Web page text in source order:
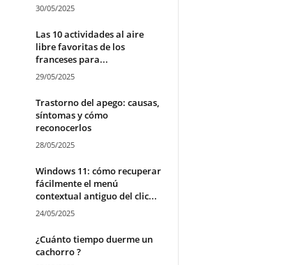
30/05/2025
Las 10 actividades al aire
libre favoritas de los
franceses para...
29/05/2025
Trastorno del apego: causas,
síntomas y cómo
reconocerlos
28/05/2025
Windows 11: cómo recuperar
fácilmente el menú
contextual antiguo del clic...
24/05/2025
¿Cuánto tiempo duerme un
cachorro ?